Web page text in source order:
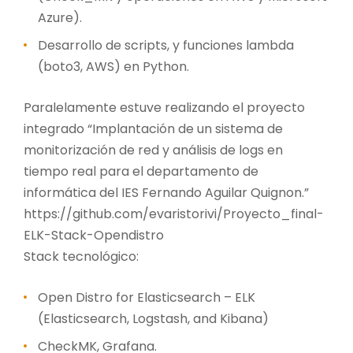
Azure).
Desarrollo de scripts, y funciones lambda
(boto3, AWS) en Python.
Paralelamente estuve realizando el proyecto
integrado “Implantación de un sistema de
monitorización de red y análisis de logs en
tiempo real para el departamento de
informática del IES Fernando Aguilar Quignon.”
https://github.com/evaristorivi/Proyecto_final-
ELK-Stack-Opendistro
Stack tecnológico:
Open Distro for Elasticsearch – ELK
(Elasticsearch, Logstash, and Kibana)
CheckMK, Grafana.